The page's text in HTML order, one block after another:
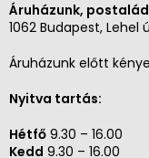
Áruházunk,
1062 Budapest, Lehel
Áruházunk előtt
Nyitva tartás:
Hétfő 9.30 – 16.00
Kedd 9.30 – 16.00